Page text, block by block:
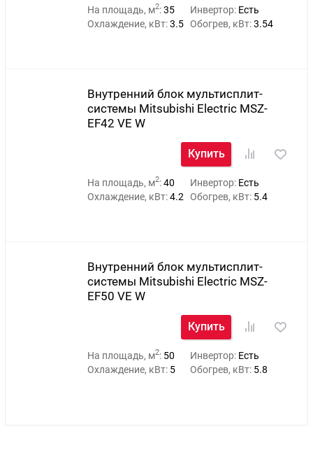
На площадь, м2:35 Инвертор: Есть
Охлаждение, кВт:3.5 Обогрев, кВт:3.54
Внутренний блок мультисплит-
системы Mitsubishi Electric MSZ-
EF42 VE W
Купить
На площадь, м2:40 Инвертор: Есть
Охлаждение, кВт:4.2 Обогрев, кВт: 5.4
Внутренний блок мультисплит-
системы Mitsubishi Electric MSZ-
EF50 VE W
Купить
На площадь, м2: 50 Инвертор: Есть
Охлаждение, кВт: 5 Обогрев, кВт: 5.8